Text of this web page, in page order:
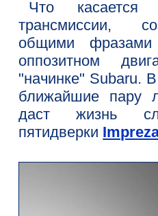
Что касается
трансмиссии,
общими
оппозитном
"начинке" Subaru.
ближайшие пару
даст жизнь
пятидверки